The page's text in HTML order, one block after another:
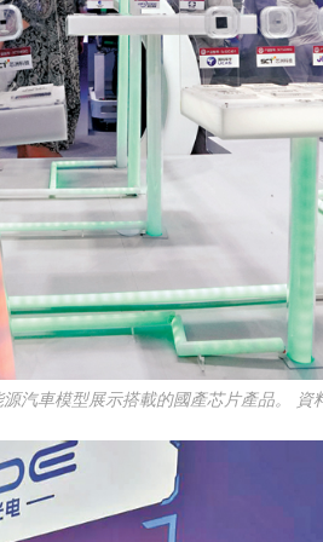
汽車模型展示搭載的國產芯片產品。 資